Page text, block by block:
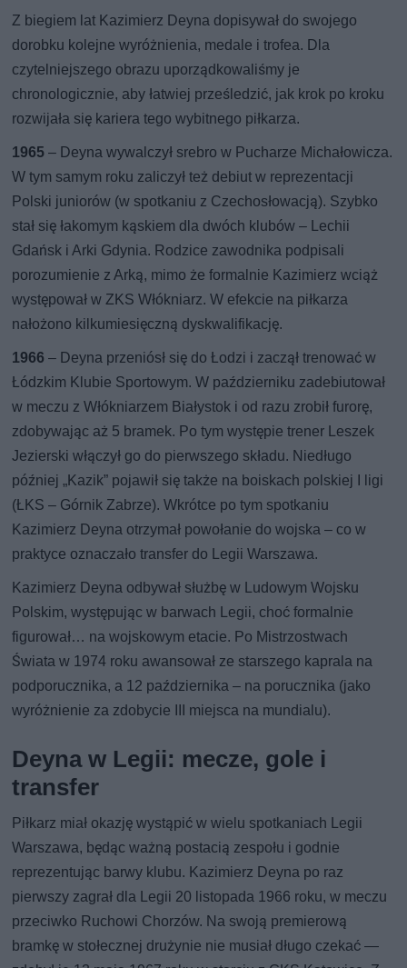
Z biegiem lat Kazimierz Deyna dopisywał do swojego
dorobku kolejne wyróżnienia, medale i trofea. Dla
czytelniejszego obrazu uporządkowaliśmy je
chronologicznie, aby łatwiej prześledzić, jak krok po kroku
rozwijała się kariera tego wybitnego piłkarza.
1965 – Deyna wywalczył srebro w Pucharze Michałowicza.
W tym samym roku zaliczył też debiut w reprezentacji
Polski juniorów (w spotkaniu z Czechosłowacją). Szybko
stał się łakomym kąskiem dla dwóch klubów – Lechii
Gdańsk i Arki Gdynia. Rodzice zawodnika podpisali
porozumienie z Arką, mimo że formalnie Kazimierz wciąż
występował w ZKS Włókniarz. W efekcie na piłkarza
nałożono kilkumiesięczną dyskwalifikację.
1966 – Deyna przeniósł się do Łodzi i zaczął trenować w
Łódzkim Klubie Sportowym. W październiku zadebiutował
w meczu z Włókniarzem Białystok i od razu zrobił furorę,
zdobywając aż 5 bramek. Po tym występie trener Leszek
Jezierski włączył go do pierwszego składu. Niedługo
później „Kazik” pojawił się także na boiskach polskiej I ligi
(ŁKS – Górnik Zabrze). Wkrótce po tym spotkaniu
Kazimierz Deyna otrzymał powołanie do wojska – co w
praktyce oznaczało transfer do Legii Warszawa.
Kazimierz Deyna odbywał służbę w Ludowym Wojsku
Polskim, występując w barwach Legii, choć formalnie
figurował… na wojskowym etacie. Po Mistrzostwach
Świata w 1974 roku awansował ze starszego kaprala na
podporucznika, a 12 października – na porucznika (jako
wyróżnienie za zdobycie III miejsca na mundialu).
Deyna w Legii: mecze, gole i
transfer
Piłkarz miał okazję wystąpić w wielu spotkaniach Legii
Warszawa, będąc ważną postacią zespołu i godnie
reprezentując barwy klubu. Kazimierz Deyna po raz
pierwszy zagrał dla Legii 20 listopada 1966 roku, w meczu
przeciwko Ruchowi Chorzów. Na swoją premierową
bramkę w stołecznej drużynie nie musiał długo czekać —